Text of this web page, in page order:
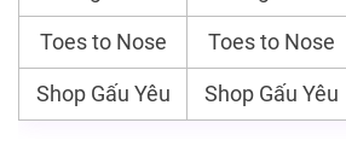
Toes to Nose Toes to Nose
Shop Gấu Yêu Shop Gấu Yêu